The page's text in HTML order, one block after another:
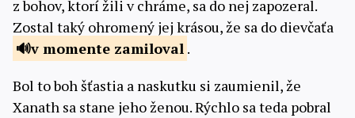
z bohov, ktorí žili v chráme, sa do nej zapozeral.
Zostal taký ohromený jej krásou, že sa do dievčaťa
v momente zamiloval .
Bol to boh šťastia a naskutku si zaumienil, že
Xanath sa stane jeho ženou. Rýchlo sa teda pobral